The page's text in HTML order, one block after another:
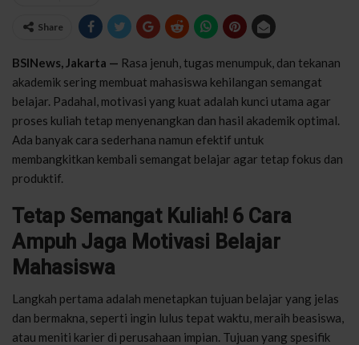
Share
BSINews, Jakarta — Rasa jenuh, tugas menumpuk, dan tekanan
akademik sering membuat mahasiswa kehilangan semangat
belajar. Padahal, motivasi yang kuat adalah kunci utama agar
proses kuliah tetap menyenangkan dan hasil akademik optimal.
Ada banyak cara sederhana namun efektif untuk
membangkitkan kembali semangat belajar agar tetap fokus dan
produktif.
Tetap Semangat Kuliah! 6 Cara
Ampuh Jaga Motivasi Belajar
Mahasiswa
Langkah pertama adalah menetapkan tujuan belajar yang jelas
dan bermakna, seperti ingin lulus tepat waktu, meraih beasiswa,
atau meniti karier di perusahaan impian. Tujuan yang spesifik